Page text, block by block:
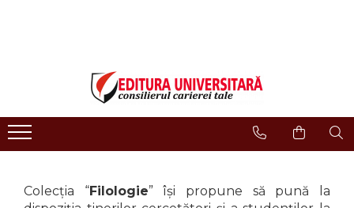
COLECȚII DE CARTE
RELIGIE ȘI FILOSOFIE
ARTE - MULTIMEDIA
SOCIOLOGIE ȘI ȘTIINȚELE
Filologie
Religie și filosofie
Arte și multimedia
Evenimente - Lansări
Regulament Campanii
Promotionale
Colecția “Filologie” își propune să pună la